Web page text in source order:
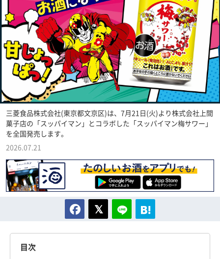
三菱食品株式会社(東京都文京区)は、7月21日(火)より株式会社上間
菓子店の「スッパイマン」とコラボした「スッパイマン梅サワー」
を全国発売します。
2026.07.21
目次